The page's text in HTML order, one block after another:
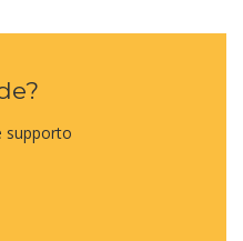
supporto